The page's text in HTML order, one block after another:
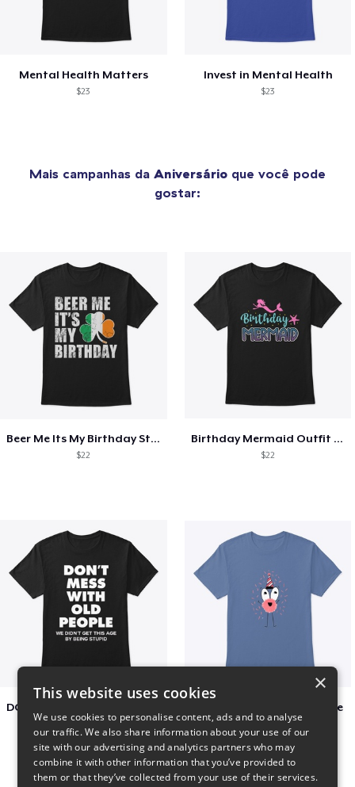
Mental Health Matters
$23
Invest in Mental Health
$23
Mais campanhas da Aniversário que você pode
gostar:
Beer Me Its My Birthday St Patricks Day
$22
Birthday Mermaid Outfit Costume
$22
$48
Adoption Is Both celebrate
$22
×
This website uses cookies
We use cookies to personalise content, ads and to analyse
our traffic. We also share information about your use of our
site with our advertising and analytics partners who may
combine it with other information that you’ve provided to
them or that they’ve collected from your use of their services.